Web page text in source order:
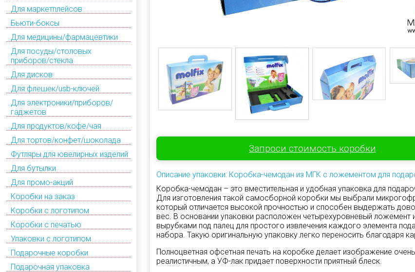
Для маркетплейсов
Бьюти-боксы
Для медицины/фармацевтики
Для посуды/столовых
приборов/стекла
Для дисков
Для флешек/usb-ключей
Для электроники/приборов/
гаджетов
Для продуктов/кофе/чая
Для тортов/конфет/шоколада
Футляры для ювелирных изделий
Для бутылки
Для промо-акций
Коробки на заказ
Коробки с логотипом
Коробки с печатью
Упаковки с логотипом
Подарочные коробки
Подарочная упаковка
Запроси стоимость коробки
Описание упаковки: Коробка-чемодан из МГК с ложементом для
Коробка-чемодан – это вместительная и удобная упаковка для
Для изготовления такой самосборной коробки мы выбрали
который отличается высокой прочностью и способен выдержать
вес. В основании упаковки расположен четырехуровневый ложемент
вырубками под палец для простого извлечения каждого элемента
набора. Такую оригинальную упаковку легко переносить благодаря
Полноцветная офсетная печать на коробке делает изображение очень
реалистичным, а УФ-лак придает поверхности приятный блеск.